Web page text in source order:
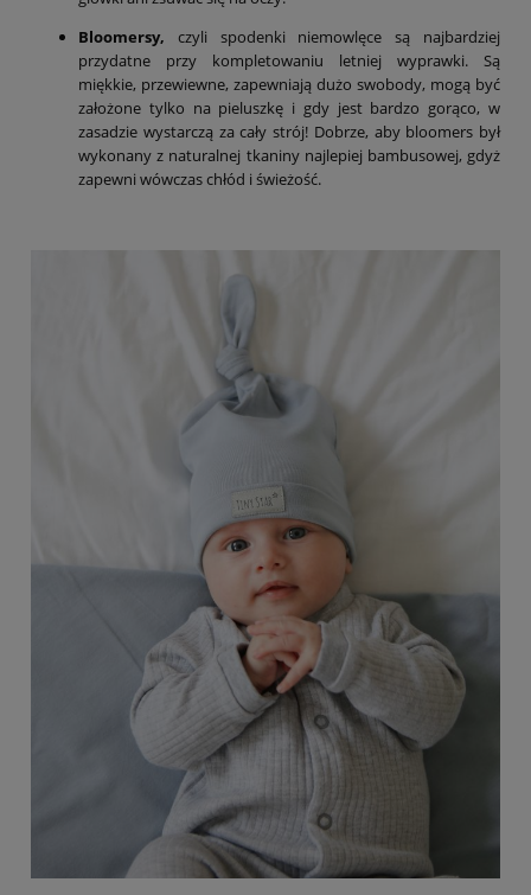
Bloomersy, czyli spodenki niemowlęce są najbardziej
przydatne przy kompletowaniu letniej wyprawki. Są
miękkie, przewiewne, zapewniają dużo swobody, mogą być
założone tylko na pieluszkę i gdy jest bardzo gorąco, w
zasadzie wystarczą za cały strój! Dobrze, aby bloomers był
wykonany z naturalnej tkaniny najlepiej bambusowej, gdyż
zapewni wówczas chłód i świeżość.